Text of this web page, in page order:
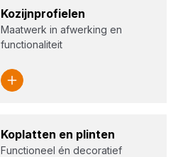
Kozijn­pro­fie­len
Maatwerk in afwerking en
functionaliteit
Kop­lat­ten en plin­ten
Functioneel én decoratief